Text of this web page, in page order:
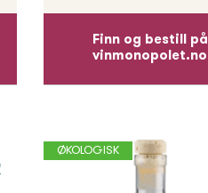
Finn og bestill på
vinmonopolet.no
ØKOLOGISK